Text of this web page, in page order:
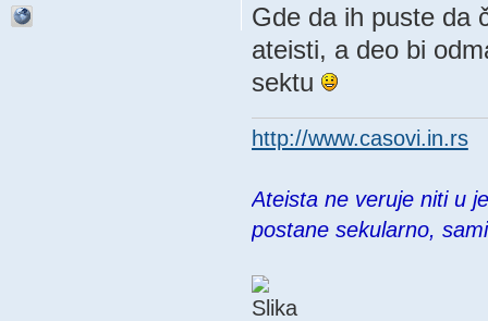
Gde da ih puste da
ateisti, a deo bi
sektu
http://www.casovi.in.rs
Ateista ne veruje niti u
postane sekularno,